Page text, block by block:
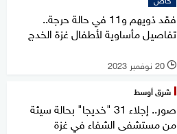
فقد ذويهم و11 في حالة حرجة..
تفاصيل مأساوية لأطفال غزة الخدج
l 20 نوفمبر 2023
شرق أوسط
صور.. إجلاء 31 "خديجا" بحالة سيئة
من مستشفى الشفاء في غزة